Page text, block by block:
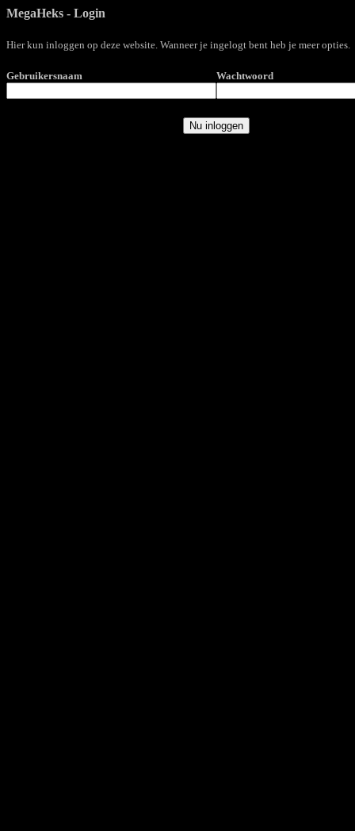
MegaHeks - Login
Hier kun inloggen op deze website. Wanneer je ingelogt bent heb je meer opties.
Gebruikersnaam Wachtwoord